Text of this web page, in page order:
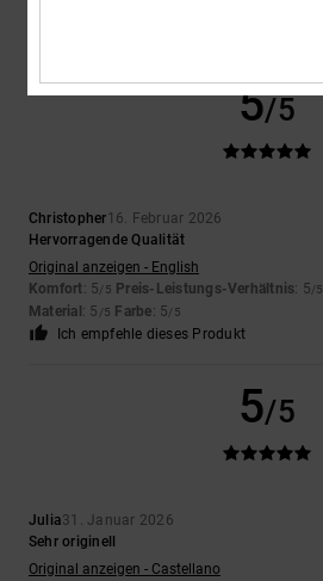
5/5
Christopher16. Februar 2026
Hervorragende Qualität
Original anzeigen - English
Komfort: 5/5 Preis-Leistungs-Verhältnis: 5/5
Material : 5 /5 Farbe: 5/5
Ich empfehle dieses Produkt
5/5
Julia31. Januar 2026
Sehr originell
Original anzeigen - Castellano